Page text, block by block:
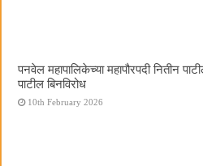
पनवेल महापालिकेच्या महापौरपदी नितीन
पाटील बिनविरोध
10th February 2026